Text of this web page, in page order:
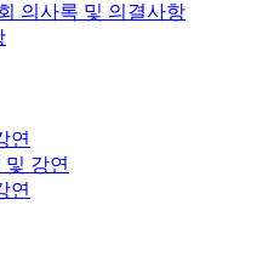
의사록 및 의결사항
연
강연
연